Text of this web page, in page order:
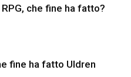
che fine ha fatto?
fine ha fatto Uldren